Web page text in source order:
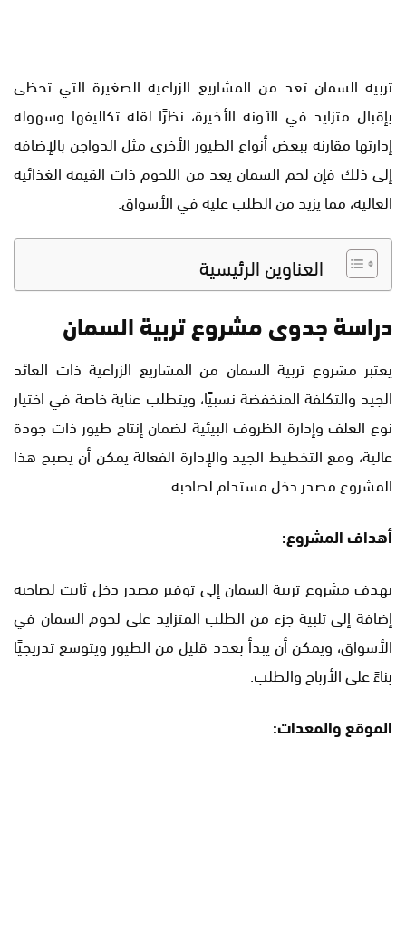
تربية السمان تعد من المشاريع الزراعية الصغيرة التي تحظى
بإقبال متزايد في الآونة الأخيرة، نظرًا لقلة تكاليفها وسهولة
إدارتها مقارنة ببعض أنواع الطيور الأخرى مثل الدواجن بالإضافة
إلى ذلك فإن لحم السمان يعد من اللحوم ذات القيمة الغذائية
العالية، مما يزيد من الطلب عليه في الأسواق.
العناوين الرئيسية
دراسة جدوى مشروع تربية السمان
يعتبر مشروع تربية السمان من المشاريع الزراعية ذات العائد
الجيد والتكلفة المنخفضة نسبيًا، ويتطلب عناية خاصة في اختيار
نوع العلف وإدارة الظروف البيئية لضمان إنتاج طيور ذات جودة
عالية، ومع التخطيط الجيد والإدارة الفعالة يمكن أن يصبح هذا
المشروع مصدر دخل مستدام لصاحبه.
أهداف المشروع:
يهدف مشروع تربية السمان إلى توفير مصدر دخل ثابت لصاحبه
إضافة إلى تلبية جزء من الطلب المتزايد على لحوم السمان في
الأسواق، ويمكن أن يبدأ بعدد قليل من الطيور ويتوسع تدريجيًا
بناءً على الأرباح والطلب.
الموقع والمعدات: